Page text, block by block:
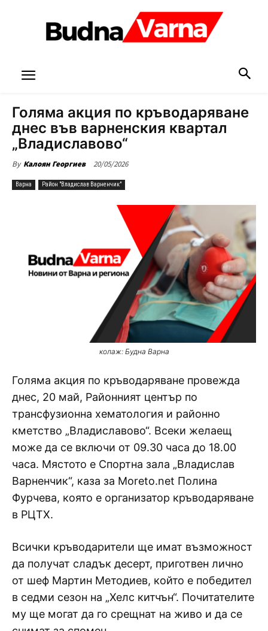
Голяма акция по кръводаряване
днес във варненския квартал
„Владиславово“
By Калоян Георгиев 20/05/2026
Варна Район "Владислав Варненчик"
колаж: Будна Варна
Голяма акция по кръводаряване провежда
днес, 20 май, Районният център по
трансфузионна хематология и районно
кметство „Владиславово“. Всеки желаещ
може да се включи от 09.30 часа до 18.00
часа. Мястото е Спортна зала „Владислав
Варненчик“, каза за Moreto.net Полина
Фурчева, която е организатор кръводаряване
в РЦТХ.
Всички кръводарители ще имат възможност
да получат сладък десерт, приготвен лично
от шеф Мартин Методиев, който е победител
в седми сезон на „Хелс китчън“. Почитателите
му ще могат да го срещнат на живо и да се